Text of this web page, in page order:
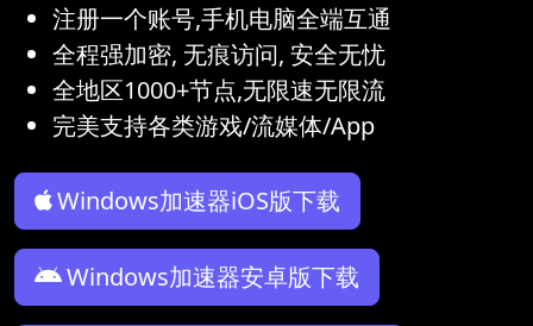
注册一个账号,手机电脑全端互通
全程强加密, 无痕访问, 安全无忧
全地区1000+节点,无限速无限流
完美支持各类游戏/流媒体/App
Windows加速器iOS版下载
Windows加速器安卓版下载